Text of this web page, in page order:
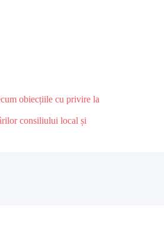
obiecțiile cu privire la
consiliului local și